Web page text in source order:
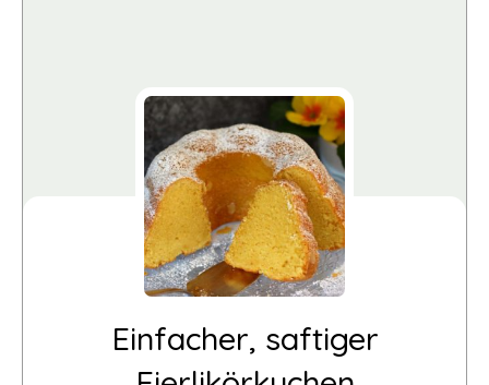
Einfacher, saftiger